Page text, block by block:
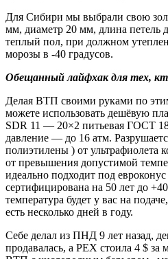
Для Сибири мы выбрали свою
мм, диаметр 20 мм, длина петель
теплый пол, при должном
морозы в -40 градусов.
Обещанный лайфхак для тех,
Делая ВТП своими руками по
можете использовать дешёвую
SDR 11 — 20×2 питьевая ГОСТ
давление — до 16 атм.
полиэтилены ) от ультрафиолета
от превышения допустимой
идеально подходит под
сертифицирована на 50 лет до
температура будет у вас на
есть несколько дней в году.
Себе делал из ПНД 9 лет назад,
продавалась, а PEX стоила 4 $